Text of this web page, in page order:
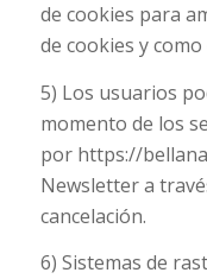
de cookies para
de cookies y
5) Los usuarios
momento de los
por https://
Newsletter a
cancelación.
6) Sistemas de